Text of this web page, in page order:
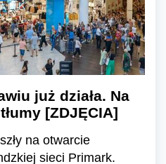
już działa. Na
[ZDJĘCIA]
na otwarcie
sieci Primark.